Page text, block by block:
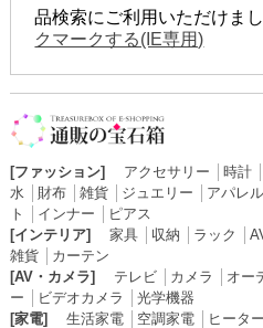
品検索にご利用いただけま
クマークする(IE専用)
[ファッション] アクセサリー 時計│
水
財布│ 雑貨│ ジュエリー アパレル
ト
インナー
ピアス
[インテリア]
家具│ 収納 ラック
雑貨│ カーテン
[AV・カメラ]
テレビ│ カメラ オー
ー
ビデオカメラ
光学機器
[家電]
生活家電│ 空調家電│ ヒーター